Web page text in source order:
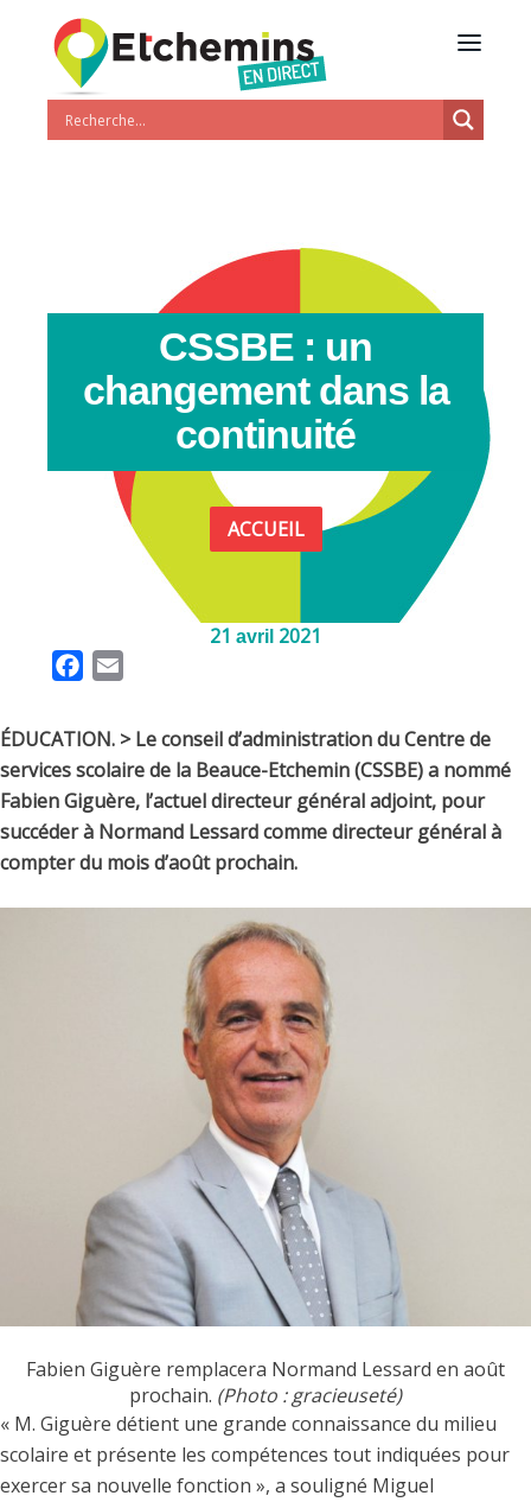
CSSBE : un
changement dans la
continuité
ACCUEIL
21 avril 2021
e
b
o
o
k
i
l
ÉDUCATION. > Le conseil d’administration du Centre de
services scolaire de la Beauce-Etchemin (CSSBE) a nommé
Fabien Giguère, l’actuel directeur général adjoint, pour
succéder à Normand Lessard comme directeur général à
compter du mois d’août prochain.
Fabien Giguère remplacera Normand Lessard en août
prochain. (Photo : gracieuseté)
« M. Giguère détient une grande connaissance du milieu
scolaire et présente les compétences tout indiquées pour
exercer sa nouvelle fonction », a souligné Miguel